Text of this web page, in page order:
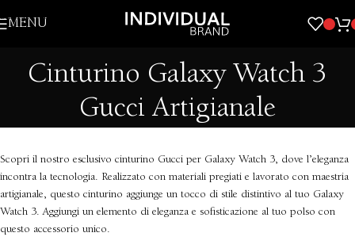
Skip to navigation
MENU
Cinturino Galaxy Watch 3
Gucci Artigianale
Scopri il nostro esclusivo cinturino Gucci per Galaxy Watch 3, dove l’eleganza
incontra la tecnologia. Realizzato con materiali pregiati e lavorato con maestria
artigianale, questo cinturino aggiunge un tocco di stile distintivo al tuo Galaxy
Watch 3. Aggiungi un elemento di eleganza e sofisticazione al tuo polso con
questo accessorio unico.